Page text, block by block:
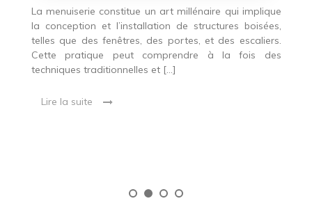
La menuiserie constitue un art millénaire qui implique
la conception et l’installation de structures boisées,
telles que des fenêtres, des portes, et des escaliers.
Cette pratique peut comprendre à la fois des
techniques traditionnelles et […]
Lire la suite